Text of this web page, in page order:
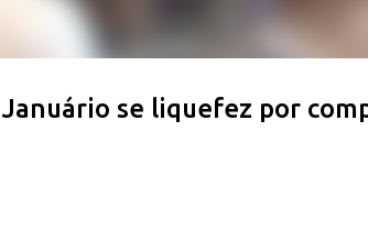
se liquefez por